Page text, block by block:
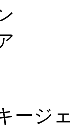
ージ